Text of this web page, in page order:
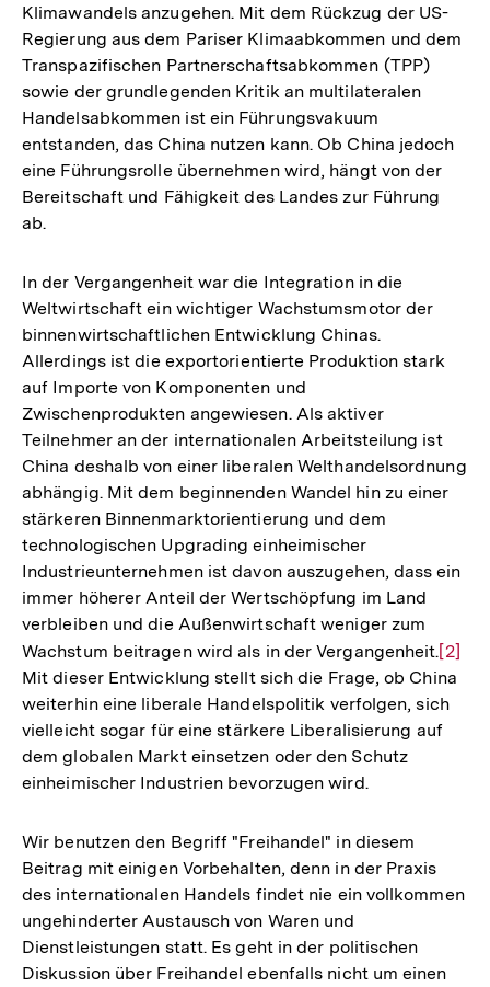
Klimawandels anzugehen. Mit dem Rückzug der US-
Regierung aus dem Pariser Klimaabkommen und dem
Transpazifischen Partnerschaftsabkommen (TPP)
sowie der grundlegenden Kritik an multilateralen
Handelsabkommen ist ein Führungsvakuum
entstanden, das China nutzen kann. Ob China jedoch
eine Führungsrolle übernehmen wird, hängt von der
Bereitschaft und Fähigkeit des Landes zur Führung
ab.
In der Vergangenheit war die Integration in die
Weltwirtschaft ein wichtiger Wachstumsmotor der
binnenwirtschaftlichen Entwicklung Chinas.
Allerdings ist die exportorientierte Produktion stark
auf Importe von Komponenten und
Zwischenprodukten angewiesen. Als aktiver
Teilnehmer an der internationalen Arbeitsteilung ist
China deshalb von einer liberalen Welthandelsordnung
abhängig. Mit dem beginnenden Wandel hin zu einer
stärkeren Binnenmarktorientierung und dem
technologischen Upgrading einheimischer
Industrieunternehmen ist davon auszugehen, dass ein
immer höherer Anteil der Wertschöpfung im Land
verbleiben und die Außenwirtschaft weniger zum
Wachstum beitragen wird als in der Vergangenheit.Zur
der
[2]
Mit dieser Entwicklung stellt sich die Frage, ob China
weiterhin eine liberale Handelspolitik verfolgen, sich
vielleicht sogar für eine stärkere Liberalisierung auf
dem globalen Markt einsetzen oder den Schutz
einheimischer Industrien bevorzugen wird.
Wir benutzen den Begriff "Freihandel" in diesem
Beitrag mit einigen Vorbehalten, denn in der Praxis
des internationalen Handels findet nie ein vollkommen
ungehinderter Austausch von Waren und
Dienstleistungen statt. Es geht in der politischen
Diskussion über Freihandel ebenfalls nicht um einen